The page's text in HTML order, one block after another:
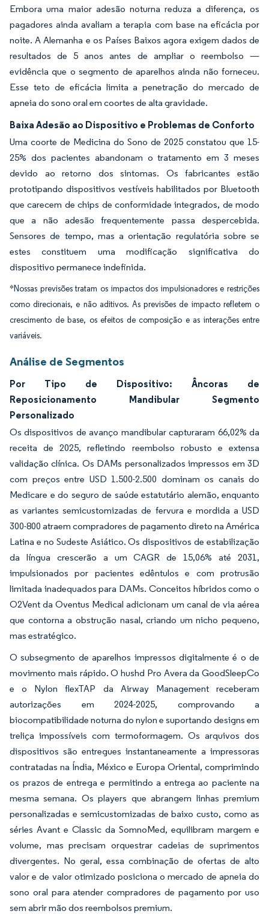
Embora uma maior adesão noturna reduza a diferença, os
pagadores ainda avaliam a terapia com base na eficácia por
noite. A Alemanha e os Países Baixos agora exigem dados de
resultados de 5 anos antes de ampliar o reembolso —
evidência que o segmento de aparelhos ainda não forneceu.
Esse teto de eficácia limita a penetração do mercado de
apneia do sono oral em coortes de alta gravidade.
Baixa Adesão ao Dispositivo e Problemas de Conforto
Uma coorte de Medicina do Sono de 2025 constatou que 15-
25% dos pacientes abandonam o tratamento em 3 meses
devido ao retorno dos sintomas. Os fabricantes estão
prototipando dispositivos vestíveis habilitados por Bluetooth
que carecem de chips de conformidade integrados, de modo
que a não adesão frequentemente passa despercebida.
Sensores de tempo, mas a orientação regulatória sobre se
estes constituem uma modificação significativa do
dispositivo permanece indefinida.
*Nossas previsões tratam os impactos dos impulsionadores e restrições
como direcionais, e não aditivos. As previsões de impacto refletem o
crescimento de base, os efeitos de composição e as interações entre
variáveis.
Análise de Segmentos
Por Tipo de Dispositivo: Âncoras de
Reposicionamento Mandibular Segmento
Personalizado
Os dispositivos de avanço mandibular capturaram 66,02% da
receita de 2025, refletindo reembolso robusto e extensa
validação clínica. Os DAMs personalizados impressos em 3D
com preços entre USD 1.500-2.500 dominam os canais do
Medicare e do seguro de saúde estatutário alemão, enquanto
as variantes semicustomizadas de fervura e mordida a USD
300-800 atraem compradores de pagamento direto na América
Latina e no Sudeste Asiático. Os dispositivos de estabilização
da língua crescerão a um CAGR de 15,06% até 2031,
impulsionados por pacientes edêntulos e com protrusão
limitada inadequados para DAMs. Conceitos híbridos como o
O2Vent da Oventus Medical adicionam um canal de via aérea
que contorna a obstrução nasal, criando um nicho pequeno,
mas estratégico.
O subsegmento de aparelhos impressos digitalmente é o de
movimento mais rápido. O hushd Pro Avera da GoodSleepCo
e o Nylon flexTAP da Airway Management receberam
autorizações em 2024-2025, comprovando a
biocompatibilidade noturna do nylon e suportando designs em
treliça impossíveis com termoformagem. Os arquivos dos
dispositivos são entregues instantaneamente a impressoras
contratadas na Índia, México e Europa Oriental, comprimindo
os prazos de entrega e permitindo a entrega ao paciente na
mesma semana. Os players que abrangem linhas premium
personalizadas e semicustomizadas de baixo custo, como as
séries Avant e Classic da SomnoMed, equilibram margem e
volume, mas precisam orquestrar cadeias de suprimentos
divergentes. No geral, essa combinação de ofertas de alto
valor e de valor otimizado posiciona o mercado de apneia do
sono oral para atender compradores de pagamento por uso
sem abrir mão dos reembolsos premium.